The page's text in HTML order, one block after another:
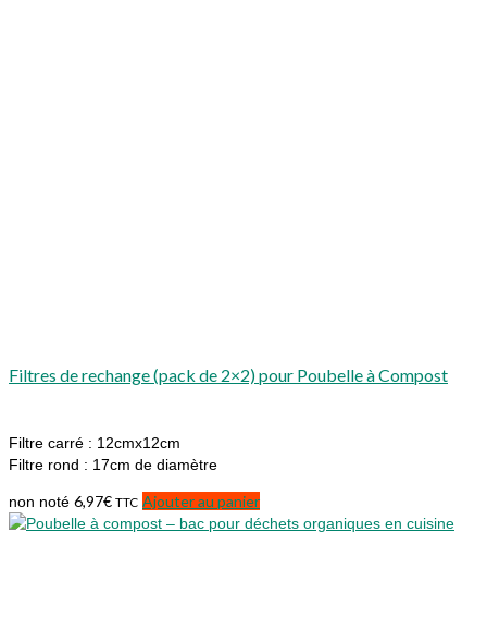
Filtres de rechange (pack de 2×2) pour Poubelle à Compost
Filtre carré : 12cmx12cm
Filtre rond : 17cm de diamètre
non noté 6,97€ TTC Ajouter au panier